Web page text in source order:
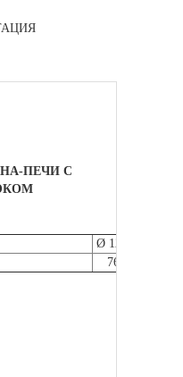
ПЕЧИ С
Ø 120
76 €